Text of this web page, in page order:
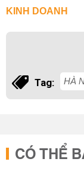
KINH DOANH
Tag: HÀ
CÓ THỂ